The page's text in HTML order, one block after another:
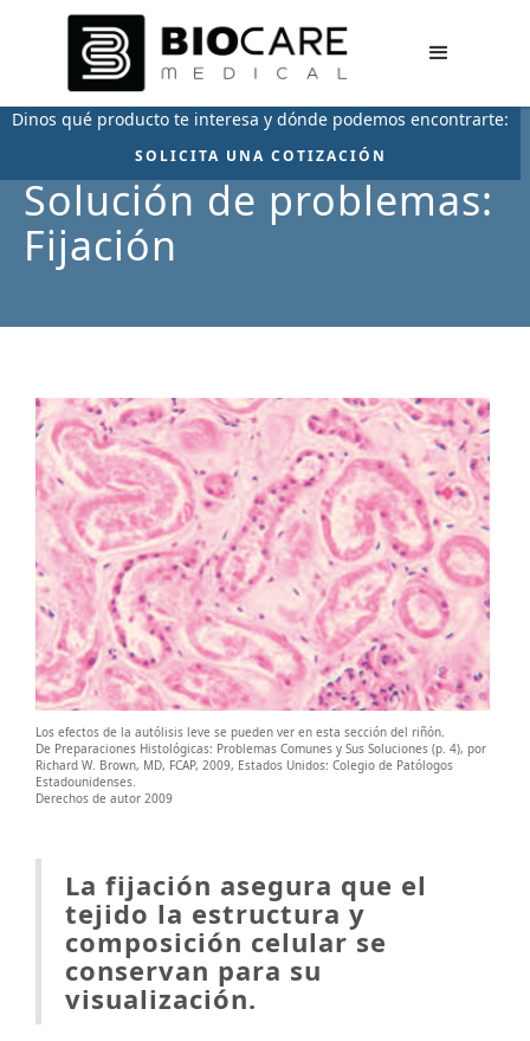
Dinos qué producto te interesa y dónde podemos encontrarte:
SOLICITA UNA COTIZACIÓN
Solución de problemas:
Fijación
Los efectos de la autólisis leve se pueden ver en esta sección del riñón.
De Preparaciones Histológicas: Problemas Comunes y Sus Soluciones (p. 4), por
Richard W. Brown, MD, FCAP, 2009, Estados Unidos: Colegio de Patólogos
Estadounidenses.
Derechos de autor 2009
La fijación asegura que el
tejido la estructura y
composición celular se
conservan para su
visualización.